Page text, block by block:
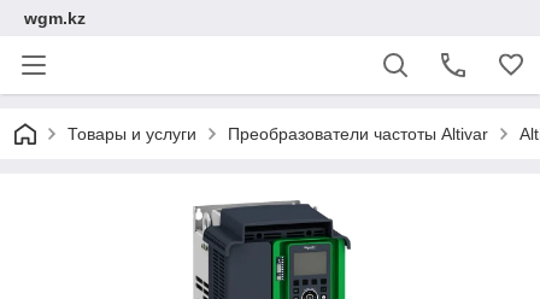
wgm.kz
Товары и услуги Преобразователи частоты Altivar